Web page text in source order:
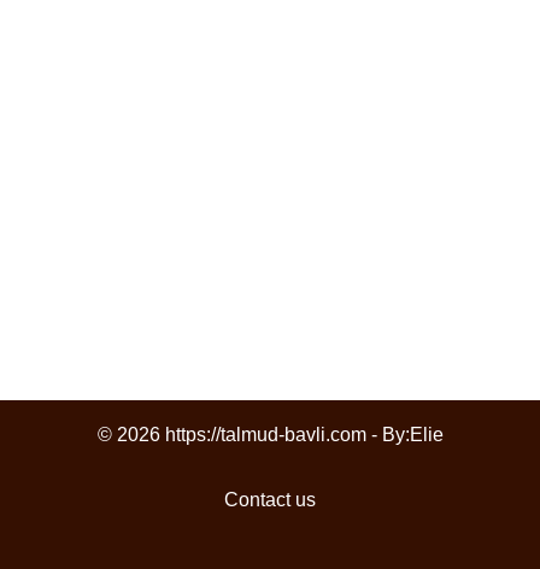
© 2026 https://talmud-bavli.com - By:Elie
Contact us